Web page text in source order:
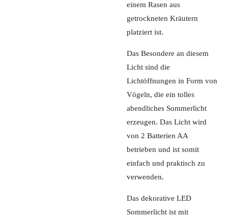
einem Rasen aus
getrockneten Kräutern
platziert ist.
Das Besondere an diesem
Licht sind die
Lichtöffnungen in Form von
Vögeln, die ein tolles
abendliches Sommerlicht
erzeugen. Das Licht wird
von 2 Batterien AA
betrieben und ist somit
einfach und praktisch zu
verwenden.
Das dekorative LED
Sommerlicht ist mit